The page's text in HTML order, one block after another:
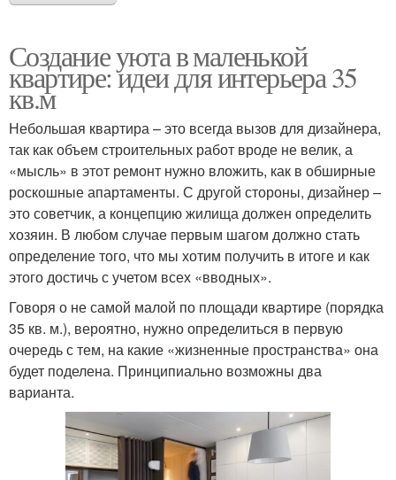
Создание уюта в маленькой
квартире: идеи для интерьера 35
кв.м
Небольшая квартира – это всегда вызов для дизайнера,
так как объем строительных работ вроде не велик, а
«мысль» в этот ремонт нужно вложить, как в обширные
роскошные апартаменты. С другой стороны, дизайнер –
это советчик, а концепцию жилища должен определить
хозяин. В любом случае первым шагом должно стать
определение того, что мы хотим получить в итоге и как
этого достичь с учетом всех «вводных».
Говоря о не самой малой по площади квартире (порядка
35 кв. м.), вероятно, нужно определиться в первую
очередь с тем, на какие «жизненные пространства» она
будет поделена. Принципиально возможны два
варианта.